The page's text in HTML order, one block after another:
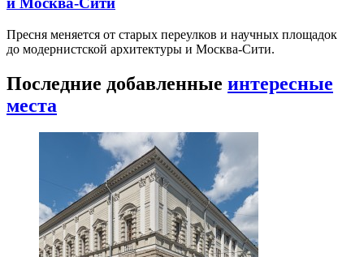
Пресня меняется от старых переулков и научных площадок
до модернистской архитектуры и Москва-Сити.
Последние добавленные интересные
места